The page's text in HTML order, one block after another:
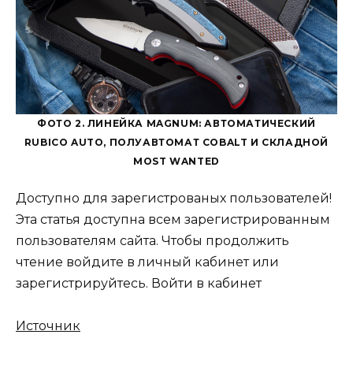
ФОТО 2. ЛИНЕЙКА MAGNUM: АВТОМАТИЧЕСКИЙ
RUBICO AUTO, ПОЛУАВТОМАТ COBALT И СКЛАДНОЙ
MOST WANTED
Доступно для зарегистрованых пользователей!
Эта статья доступна всем зарегистрированным
пользователям сайта. Чтобы продолжить
чтение войдите в личный кабинет или
зарегистрируйтесь. Войти в кабинет
Источник